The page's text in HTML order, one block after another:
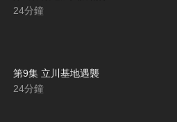
24分鐘
第9集 立川基地遇襲
24分鐘